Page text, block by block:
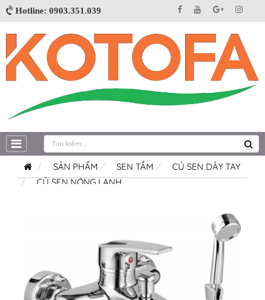
Hotline: 0903.351.039
SẢN PHẨM SEN TẮM
CỦ SEN DÂY TAY
CỦ SEN NÓNG LẠNH